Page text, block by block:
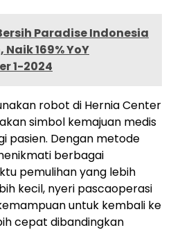
Paradise Indonesia
169% YoY
1-2024
robot di Hernia Center
simbol kemajuan medis
pasien. Dengan metode
berbagai
pemulihan yang lebih
kecil, nyeri pascaoperasi
untuk kembali ke
cepat dibandingkan